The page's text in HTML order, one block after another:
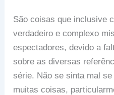
São coisas que inclusive
verdadeiro e complexo
espectadores, devido a
sobre as diversas
série. Não se sinta mal
muitas coisas,